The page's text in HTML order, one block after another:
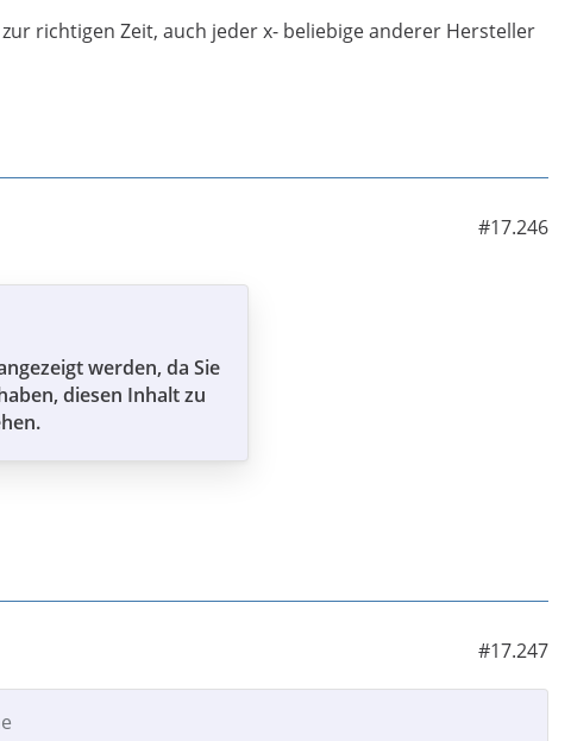
richtigen Zeit, auch jeder x- beliebige anderer Hersteller
#17.246
werden, da Sie
diesen Inhalt zu
#17.247